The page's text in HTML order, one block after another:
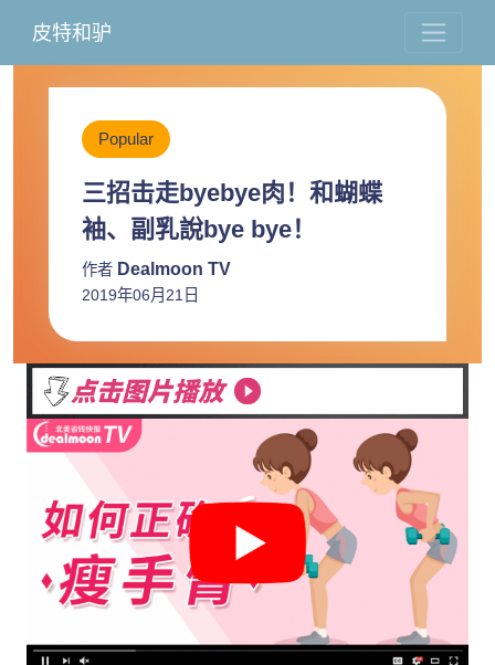
皮特和驴
Popular
三招击走byebye肉！和蝴蝶
袖、副乳說bye bye！
作者 Dealmoon TV
2019年06月21日